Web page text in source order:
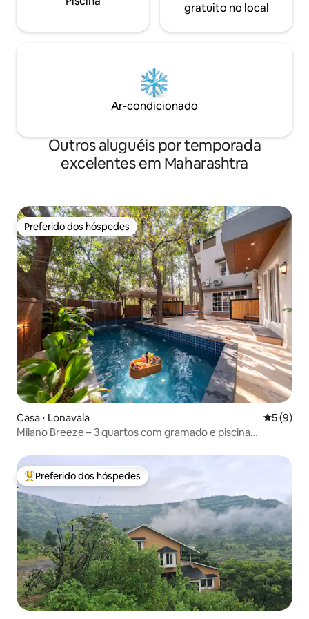
gratuito no local
Ar-condicionado
Outros aluguéis por temporada
excelentes em Maharashtra
Preferido dos hóspedes
Preferido dos hóspedes
Casa ⋅ Lonavala 5 de
5 (9)
Milano Breeze – 3 quartos com gramado e piscina
Entre os melhores preferidos dos hóspedes
Preferido dos hóspedes